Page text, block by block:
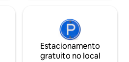
Estacionamento
gratuito no local